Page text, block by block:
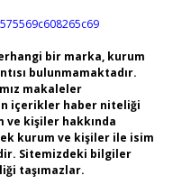
bir marka, kurum
bulunmamaktadır.
makaleler
içerikler haber niteliği
ve kişiler hakkında
kurum ve kişiler ile isim
Sitemizdeki bilgiler
taşımazlar.